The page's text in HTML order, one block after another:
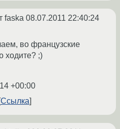
faska 08.07.2011 22:40:24
во французские
ходите? ;)
+00:00
Ссылка